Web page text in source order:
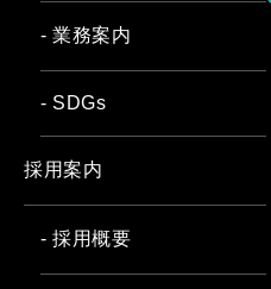
- 業務案内
- SDGs
採用案内
- 採用概要